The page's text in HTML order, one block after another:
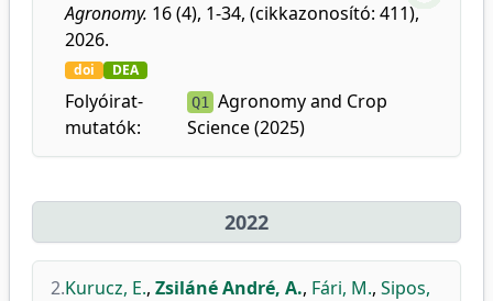
Agronomy. 16 (4), 1-34, (cikkazonosító: 411),
2026.
doi DEA
Folyóirat-
mutatók:
Q1 Agronomy and Crop
Science (2025)
2022
2.Kurucz, E., Zsiláné André, A., Fári, M., Sipos,